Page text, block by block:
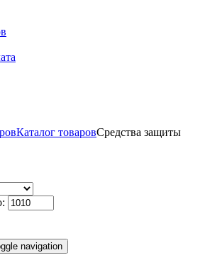
Каталог товаровСредства защиты
navigation